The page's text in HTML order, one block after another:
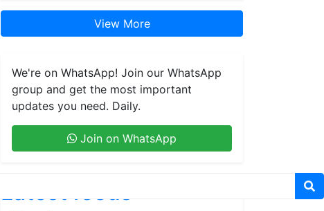
View More
We're on WhatsApp! Join our WhatsApp
group and get the most important
updates you need. Daily.
Join on WhatsApp
Latest feeds